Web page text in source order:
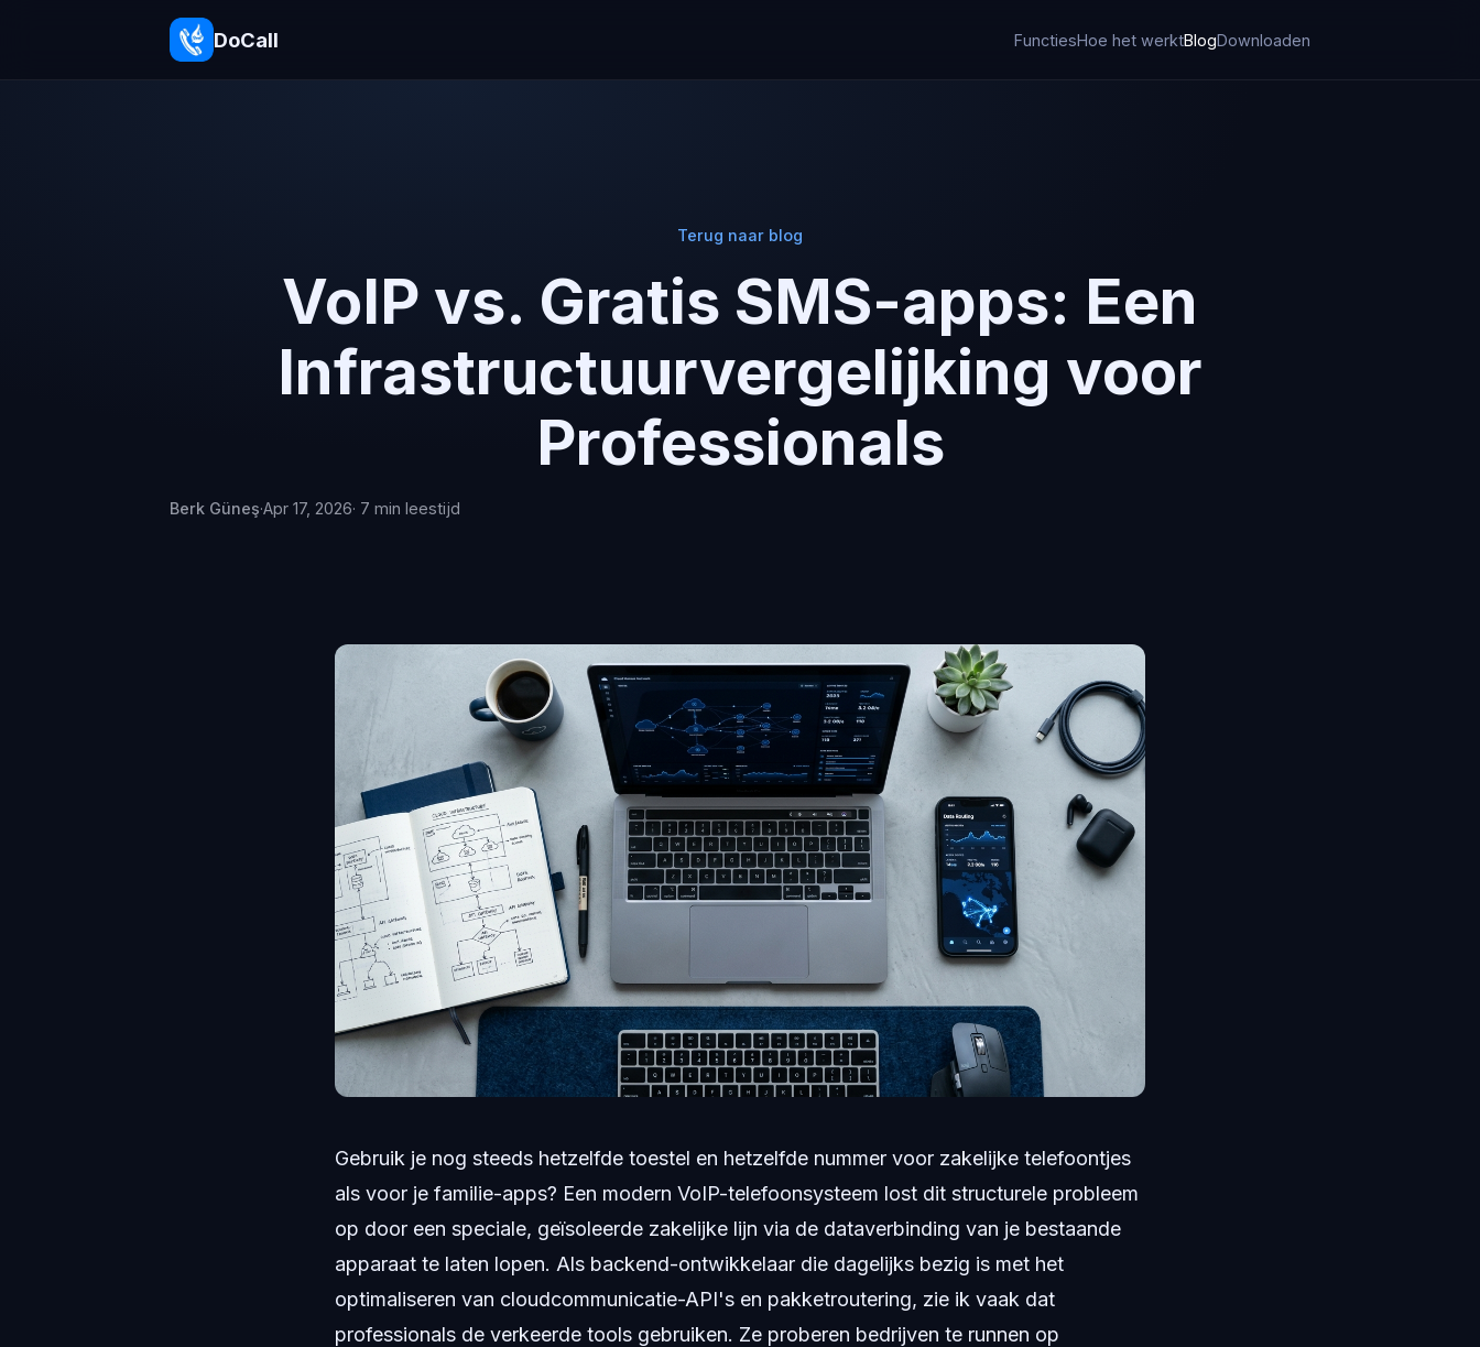
DoCall FunctiesHoe het werktBlogDownloaden
Terug naar blog
VoIP vs. Gratis SMS-apps: Een
Infrastructuurvergelijking voor
Professionals
Berk Güneş·Apr 17, 2026· 7 min leestijd
Gebruik je nog steeds hetzelfde toestel en hetzelfde nummer voor zakelijke telefoontjes
als voor je familie-apps? Een modern VoIP-telefoonsysteem lost dit structurele probleem
op door een speciale, geïsoleerde zakelijke lijn via de dataverbinding van je bestaande
apparaat te laten lopen. Als backend-ontwikkelaar die dagelijks bezig is met het
optimaliseren van cloudcommunicatie-API's en pakketroutering, zie ik vaak dat
professionals de verkeerde tools gebruiken. Ze proberen bedrijven te runnen op